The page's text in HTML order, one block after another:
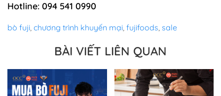
Hotline: 094 541 0990
bò fuji, chương trình khuyến mại, fujifoods, sale
BÀI VIẾT LIÊN QUAN